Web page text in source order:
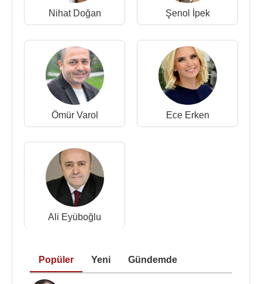
Nihat Doğan Şenol İpek
Ömür Varol Ece Erken
Ali Eyüboğlu
Popüler Yeni Gündemde